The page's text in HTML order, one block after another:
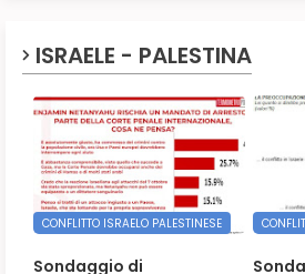
ISRAELE - PALESTINA
CONFLITTO ISRAELO PALESTINESE
Sondaggio di